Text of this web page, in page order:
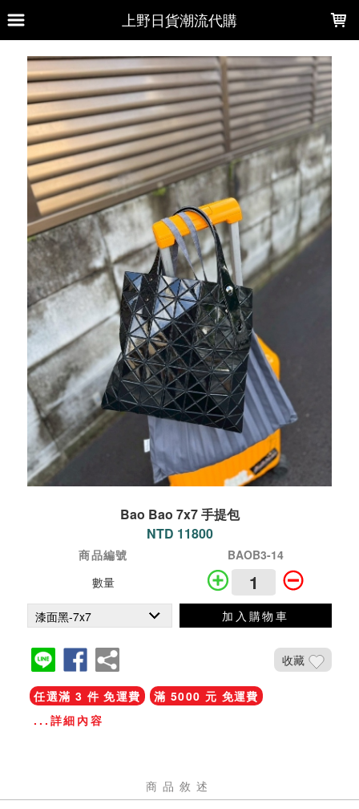
上野日貨潮流代購
Bao Bao 7x7 手提包
NTD 11800
商品編號
BAOB3-14
數量
加入購物車
收藏
任選滿 3 件 免運費
滿 5000 元 免運費
...詳細內容
商品敘述